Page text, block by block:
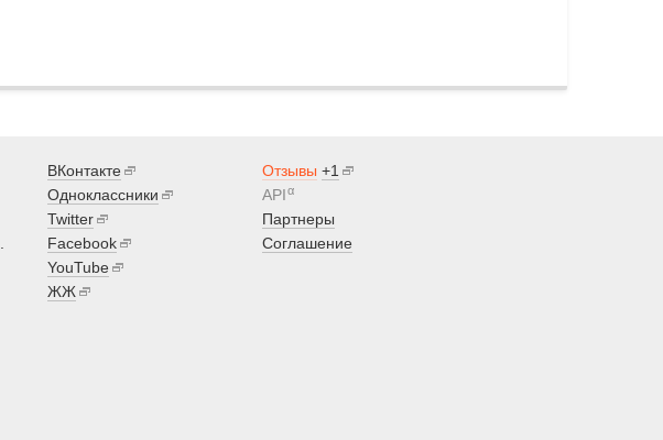
ВКонтакте
Одноклассники
Twitter
Facebook
YouTube
ЖЖ
Отзывы +1
APIα
Партнеры
Соглашение